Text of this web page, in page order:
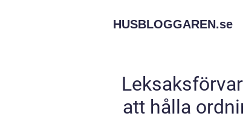
HUSBLOGGAREN.se
att hålla